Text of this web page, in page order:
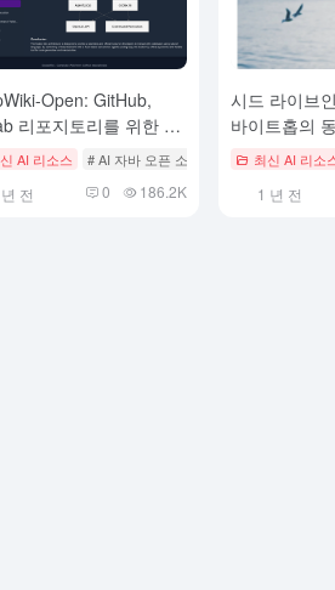
Open: GitHub,
리포지토리를 위한 자
AI 문서 생성
AI 리소스 # AI 자바 오픈 소스 프로젝트
전 0 186.2K
시드 라이브
바이트홉의
최신 AI 리소
1 년 전